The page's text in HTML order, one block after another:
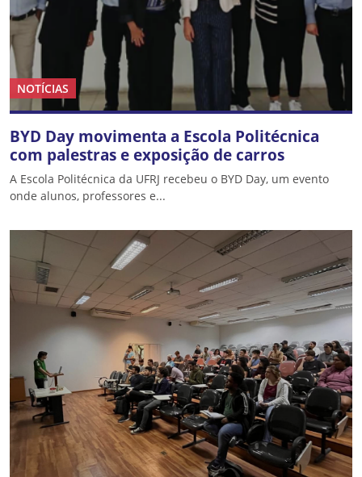
NOTÍCIAS
BYD Day movimenta a Escola Politécnica
com palestras e exposição de carros
A Escola Politécnica da UFRJ recebeu o BYD Day, um evento
onde alunos, professores e...